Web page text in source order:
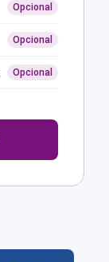
Opcional
Opcional
Opcional